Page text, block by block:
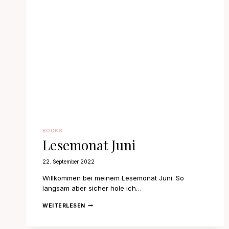
BOOKS
Lesemonat Juni
22. September 2022
Willkommen bei meinem Lesemonat Juni. So
langsam aber sicher hole ich…
WEITERLESENLESEMONAT